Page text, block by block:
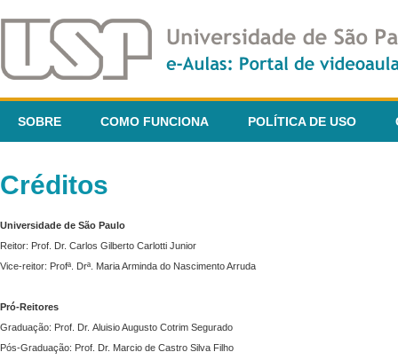
SOBRE COMO FUNCIONA POLÍTICA DE USO
Créditos
Universidade de São Paulo
Reitor: Prof. Dr. Carlos Gilberto Carlotti Junior
Vice-reitor: Profª. Drª. Maria Arminda do Nascimento Arruda
Pró-Reitores
Graduação: Prof. Dr. Aluisio Augusto Cotrim Segurado
Pós-Graduação: Prof. Dr. Marcio de Castro Silva Filho